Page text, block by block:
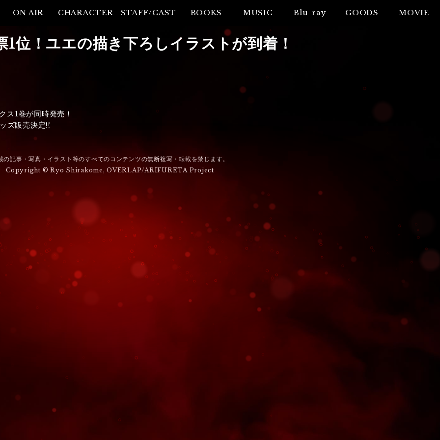
ON AIR CHARACTER STAFF/CAST BOOKS MUSIC Blu-ray GOODS MOVIE
位！ユエの描き下ろしイラストが到着！
ス1巻が同時発売！
ズ販売決定!!
の記事・写真・イラスト等のすべてのコンテンツの無断複写・転載を禁じます。
Copyright © Ryo Shirakome, OVERLAP/ARIFURETA Project